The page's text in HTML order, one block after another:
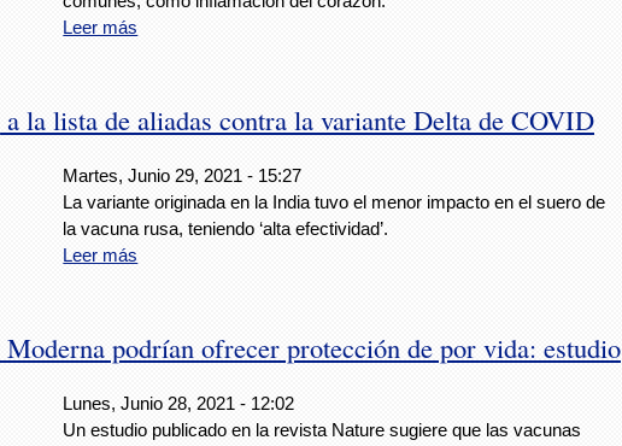
Leer más
la lista de aliadas contra la variante Delta de COVID
Martes, Junio 29, 2021 - 15:27
La variante originada en la India tuvo el menor impacto en el suero de
la vacuna rusa, teniendo ‘alta efectividad’.
Leer más
podrían ofrecer protección de por vida: estudio
Lunes, Junio 28, 2021 - 12:02
Un estudio publicado en la revista Nature sugiere que las vacunas